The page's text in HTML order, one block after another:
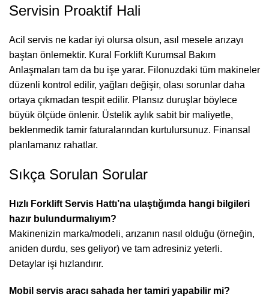
Servisin Proaktif Hali
Acil servis ne kadar iyi olursa olsun, asıl mesele arızayı
baştan önlemektir. Kural Forklift Kurumsal Bakım
Anlaşmaları tam da bu işe yarar. Filonuzdaki tüm makineler
düzenli kontrol edilir, yağları değişir, olası sorunlar daha
ortaya çıkmadan tespit edilir. Plansız duruşlar böylece
büyük ölçüde önlenir. Üstelik aylık sabit bir maliyetle,
beklenmedik tamir faturalarından kurtulursunuz. Finansal
planlamanız rahatlar.
Sıkça Sorulan Sorular
Hızlı Forklift Servis Hattı’na ulaştığımda hangi bilgileri
hazır bulundurmalıyım?
Makinenizin marka/modeli, arızanın nasıl olduğu (örneğin,
aniden durdu, ses geliyor) ve tam adresiniz yeterli.
Detaylar işi hızlandırır.
Mobil servis aracı sahada her tamiri yapabilir mi?